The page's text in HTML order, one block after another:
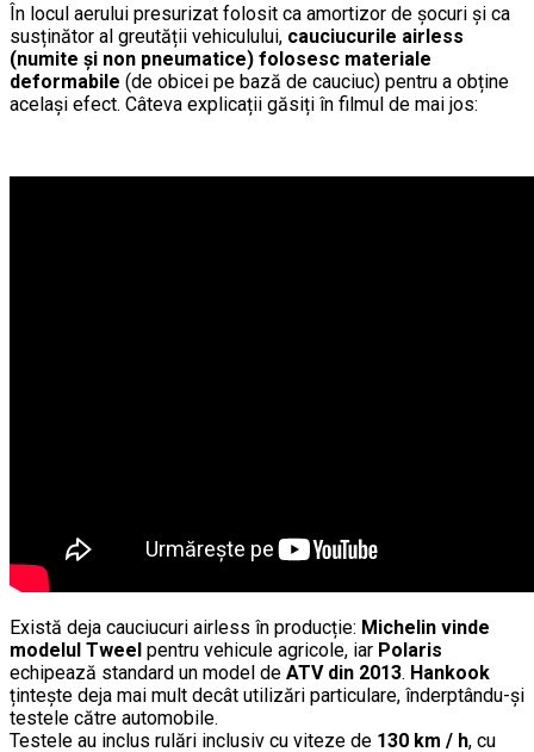
În locul aerului presurizat folosit ca amortizor de șocuri și ca
susținător al greutății vehiculului, cauciucurile airless
(numite și non pneumatice) folosesc materiale
deformabile (de obicei pe bază de cauciuc) pentru a obține
același efect. Câteva explicații găsiți în filmul de mai jos:
Există deja cauciucuri airless în producție: Michelin vinde
modelul Tweel pentru vehicule agricole, iar Polaris
echipează standard un model de ATV din 2013. Hankook
țintește deja mai mult decât utilizări particulare, înderptându-și
testele către automobile.
Testele au inclus rulări inclusiv cu viteze de 130 km / h, cu